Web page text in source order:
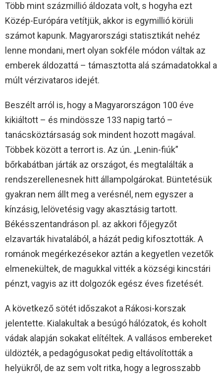
Több mint százmillió áldozata volt, s hogyha ezt
Közép-Európára vetítjük, akkor is egymillió körüli
számot kapunk. Magyarországi statisztikát nehéz
lenne mondani, mert olyan sokféle módon váltak az
emberek áldozattá – támasztotta alá számadatokkal a
múlt vérzivataros idejét.
Beszélt arról is, hogy a Magyarországon 100 éve
kikiáltott – és mindössze 133 napig tartó –
tanácsköztársaság sok mindent hozott magával.
Többek között a terrort is. Az ún. „Lenin-fiúk”
bőrkabátban járták az országot, és megtalálták a
rendszerellenesnek hitt állampolgárokat. Büntetésük
gyakran nem állt meg a verésnél, nem egyszer a
kínzásig, lelövetésig vagy akasztásig tartott.
Békésszentandráson pl. az akkori főjegyzőt
elzavarták hivatalából, a házát pedig kifosztották. A
románok megérkezésekor aztán a kegyetlen vezetők
elmenekültek, de magukkal vitték a községi kincstári
pénzt, vagyis az itt dolgozók egész éves fizetését.
A következő sötét időszakot a Rákosi-korszak
jelentette. Kialakultak a besúgó hálózatok, és koholt
vádak alapján sokakat elítéltek. A vallásos embereket
üldözték, a pedagógusokat pedig eltávolították a
helyükről, de az sem volt ritka, hogy a legrosszabb